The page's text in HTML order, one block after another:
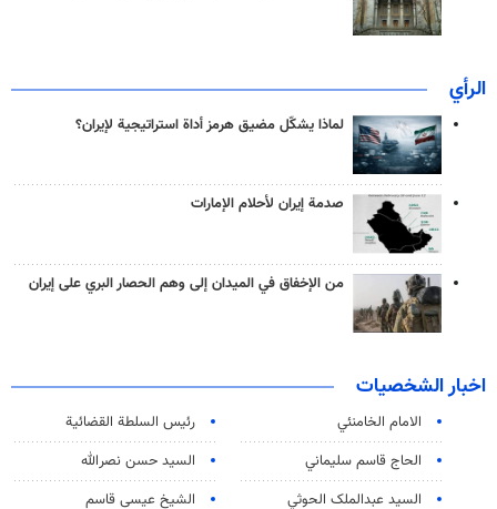
الرأي
لماذا يشكّل مضيق هرمز أداة استراتيجية لإيران؟
صدمة إيران لأحلام الإمارات
من الإخفاق في الميدان إلى وهم الحصار البري على إيران
اخبار الشخصيات
الامام الخامنئي
رئیس السلطة القضائیة
الحاج قاسم سليماني
السيد حسن نصرالله
السید عبدالملک الحوثي
الشيخ عيسى قاسم